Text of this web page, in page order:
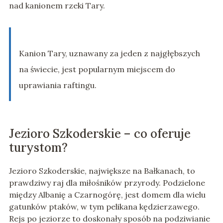
nad kanionem rzeki Tary.
Kanion Tary, uznawany za jeden z najgłębszych
na świecie, jest popularnym miejscem do
uprawiania raftingu.
Jezioro Szkoderskie – co oferuje
turystom?
Jezioro Szkoderskie, największe na Bałkanach, to
prawdziwy raj dla miłośników przyrody. Podzielone
między Albanię a Czarnogórę, jest domem dla wielu
gatunków ptaków, w tym pelikana kędzierzawego.
Rejs po jeziorze to doskonały sposób na podziwianie